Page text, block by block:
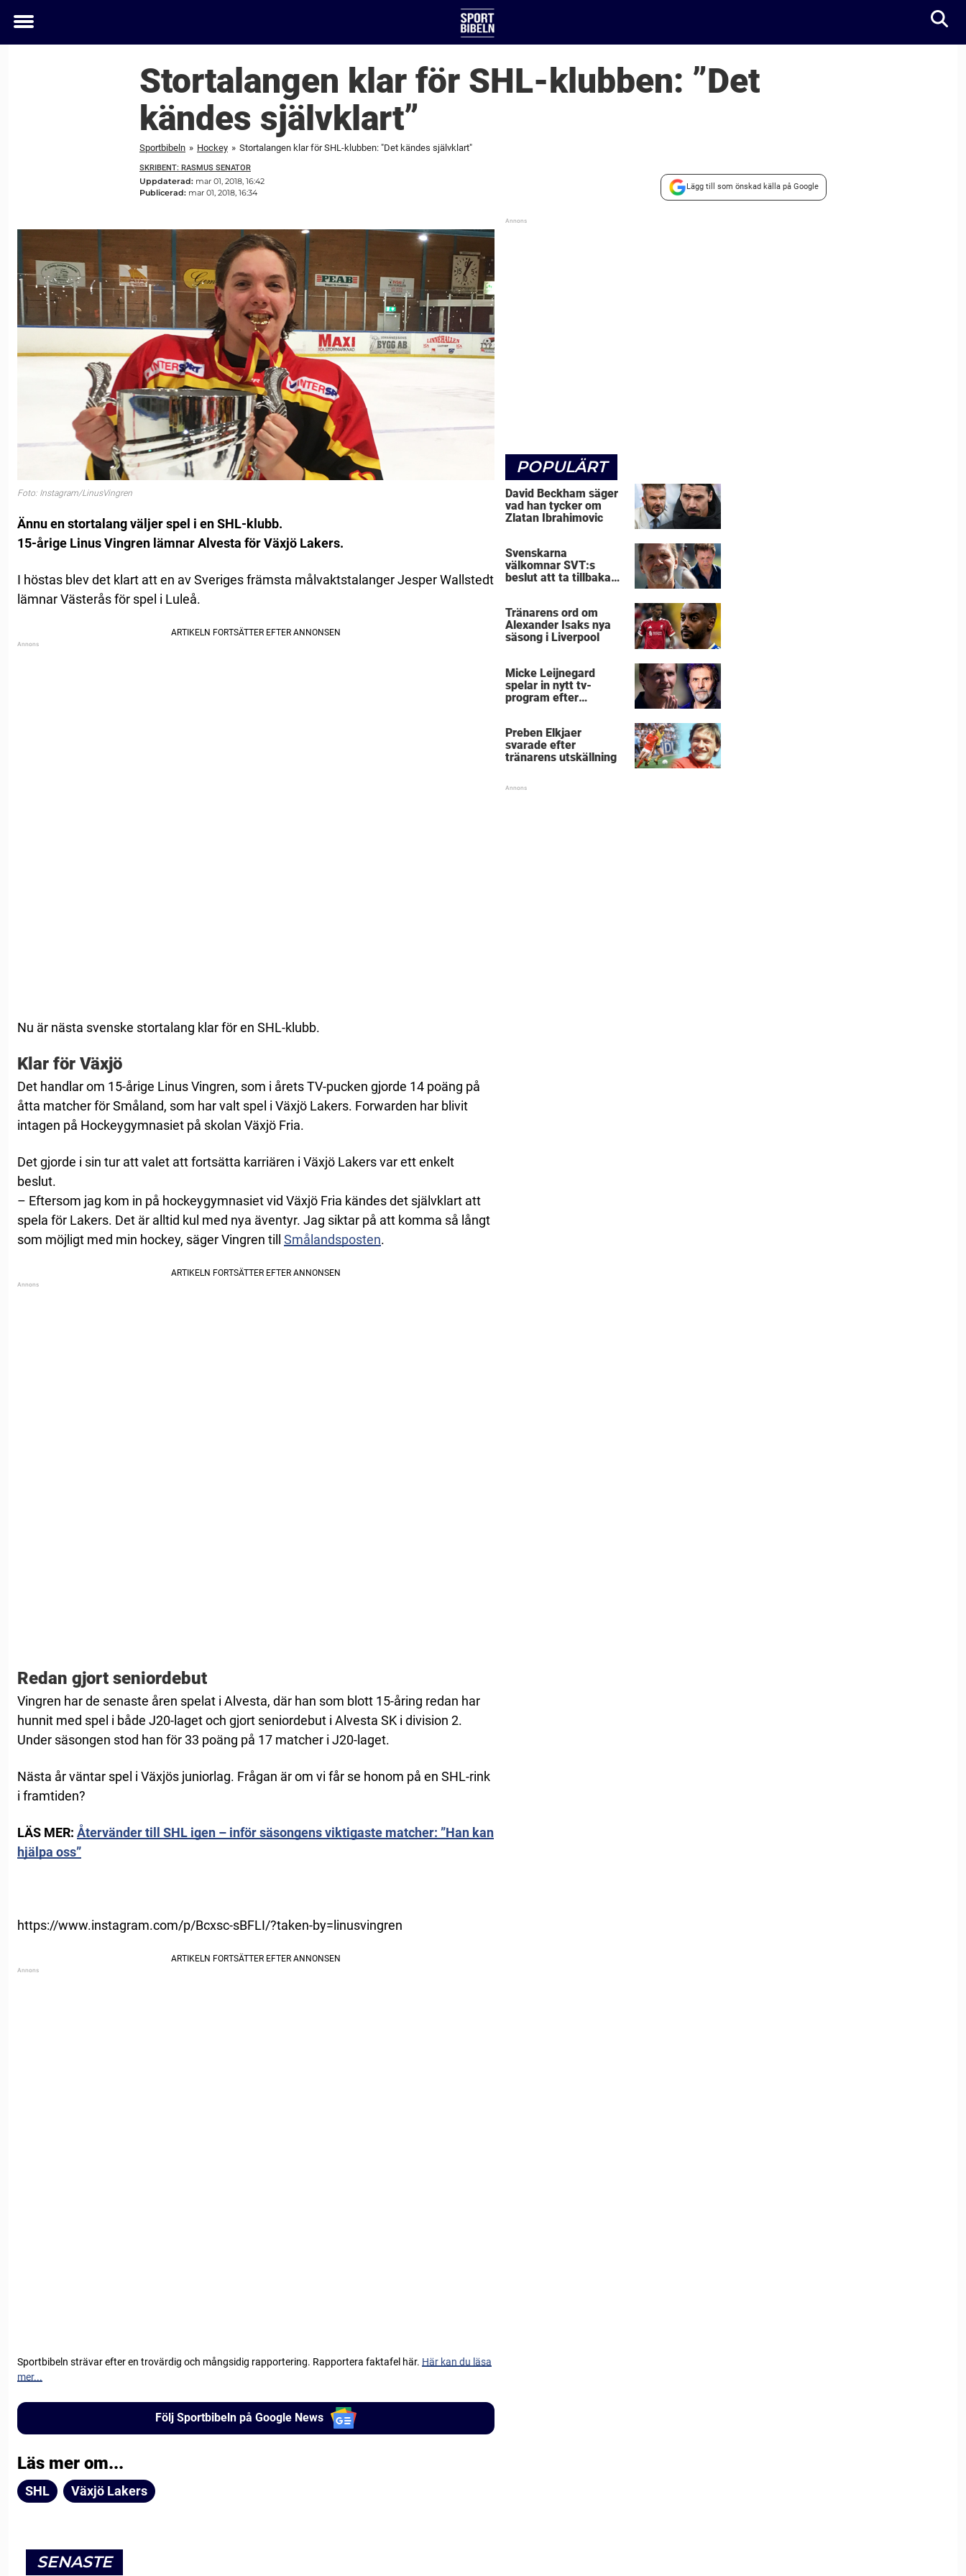
Toggle
Stortalangen klar för SHL-klubben: ”Det
kändes självklart”
Sportbibeln » Hockey » Stortalangen klar för SHL-klubben: "Det kändes självklart"
SKRIBENT: RASMUS SENATOR
Uppdaterad: mar 01, 2018, 16:42
Publicerad: mar 01, 2018, 16:34
Lägg till som önskad källa på Google
Foto: Instagram/LinusVingren
Ännu en stortalang väljer spel i en SHL-klubb.
15-årige Linus Vingren lämnar Alvesta för Växjö Lakers.
I höstas blev det klart att en av Sveriges främsta målvaktstalanger Jesper Wallstedt
lämnar Västerås för spel i Luleå.
Nu är nästa svenske stortalang klar för en SHL-klubb.
Klar för Växjö
Det handlar om 15-årige Linus Vingren, som i årets TV-pucken gjorde 14 poäng på
åtta matcher för Småland, som har valt spel i Växjö Lakers. Forwarden har blivit
intagen på Hockeygymnasiet på skolan Växjö Fria.
Det gjorde i sin tur att valet att fortsätta karriären i Växjö Lakers var ett enkelt
beslut.
– Eftersom jag kom in på hockeygymnasiet vid Växjö Fria kändes det självklart att
spela för Lakers. Det är alltid kul med nya äventyr. Jag siktar på att komma så långt
som möjligt med min hockey, säger Vingren till Smålandsposten.
Redan gjort seniordebut
Vingren har de senaste åren spelat i Alvesta, där han som blott 15-åring redan har
hunnit med spel i både J20-laget och gjort seniordebut i Alvesta SK i division 2.
Under säsongen stod han för 33 poäng på 17 matcher i J20-laget.
Nästa år väntar spel i Växjös juniorlag. Frågan är om vi får se honom på en SHL-rink
i framtiden?
LÄS MER: Återvänder till SHL igen – inför säsongens viktigaste matcher: ”Han kan
hjälpa oss”
https://www.instagram.com/p/Bcxsc-sBFLI/?taken-by=linusvingren
Sportbibeln strävar efter en trovärdig och mångsidig rapportering. Rapportera faktafel här. Här kan du läsa
mer...
Följ Sportbibeln på Google News
POPULÄRT
David Beckham säger
vad han tycker om
Zlatan Ibrahimovic
Svenskarna
välkomnar SVT:s
beslut att ta tillbaka
Tränarens ord om
Alexander Isaks nya
säsong i Liverpool
Micke Leijnegard
spelar in nytt tv-
program efter
Preben Elkjaer
svarade efter
tränarens utskällning
Läs mer om...
SHL Växjö Lakers
SENASTE